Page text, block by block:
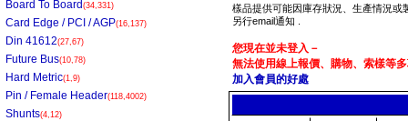
Board To Board (34,331)
Card Edge / PCI / AGP(16,137)
Din 41612(27,67)
Future Bus(10,78)
Hard Metric(1,9)
Pin / Female Header(118,4002)
Shunts(4,12)
樣品提供可能因庫存狀況、生產情況
另行email通知 .
您現在並未登入－
無法使用線上報價、購物、索樣等
加入會員的好處